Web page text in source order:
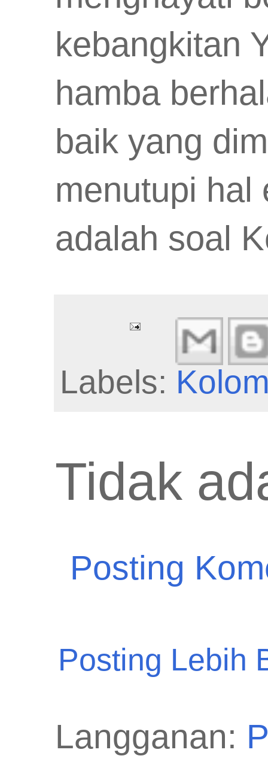
kebangkitan
hamba
baik yang
menutupi hal
adalah soal
Labels:
Tidak
Posting
Posting Lebih
Langganan: